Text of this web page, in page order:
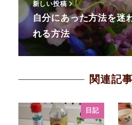
新しい投稿
自分にあった方法を迷
れる方法
関連記事
日記